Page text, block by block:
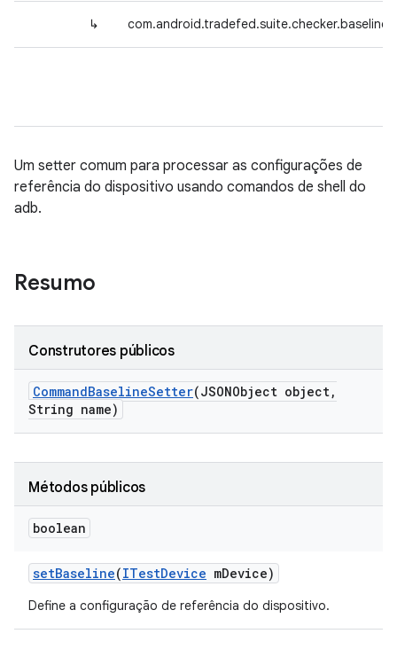
↳
Um setter comum para processar as configurações de
referência do dispositivo usando comandos de shell do
adb.
Resumo
Construtores públicos
CommandBaselineSetter(JSONObject object,
String name)
Métodos públicos
boolean
setBaseline(ITestDevice mDevice)
Define a configuração de referência do dispositivo.